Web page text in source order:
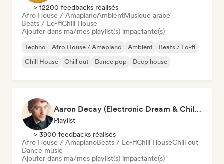
> 12200 feedbacks réalisés
Afro House / AmapianoAmbientMusique arabe
Beats / Lo-fiChill House
Ajouter dans ma/mes playlist(s) impactante(s)
Techno Afro House / Amapiano Ambient
Beats / Lo-fi
Chill House
Chill out Dance pop Deep house
Aaron Decay (Electronic Dream & Chill Electronic Dream playlists)
Playlist
> 3900 feedbacks réalisés
Afro House / AmapianoBeats / Lo-fiChill HouseChill out
Dance music
Ajouter dans ma/mes playlist(s) impactante(s)